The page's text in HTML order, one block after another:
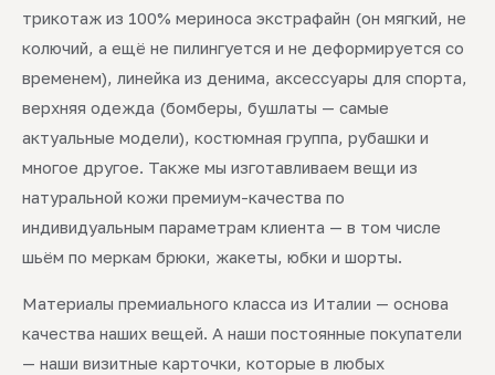
трикотаж из 100% мериноса экстрафайн (он мягкий, не
колючий, а ещё не пилингуется и не деформируется со
временем), линейка из денима, аксессуары для спорта,
верхняя одежда (бомберы, бушлаты — самые
актуальные модели), костюмная группа, рубашки и
многое другое. Также мы изготавливаем вещи из
натуральной кожи премиум-качества по
индивидуальным параметрам клиента — в том числе
шьём по меркам брюки, жакеты, юбки и шорты.
Материалы премиального класса из Италии — основа
качества наших вещей. А наши постоянные покупатели
— наши визитные карточки, которые в любых